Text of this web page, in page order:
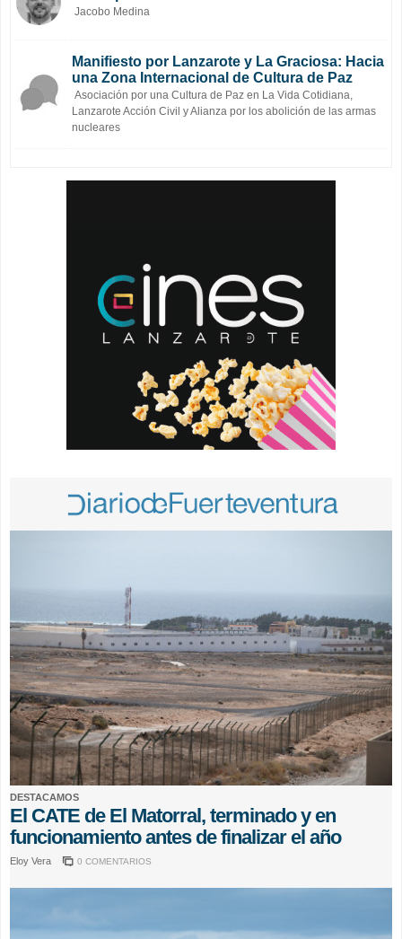
Jacobo Medina
Manifiesto por Lanzarote y La Graciosa: Hacia
una Zona Internacional de Cultura de Paz
Asociación por una Cultura de Paz en La Vida Cotidiana,
Lanzarote Acción Civil y Alianza por los abolición de las armas
nucleares
DESTACAMOS
El CATE de El Matorral, terminado y en
funcionamiento antes de finalizar el año
Eloy Vera 0 COMENTARIOS